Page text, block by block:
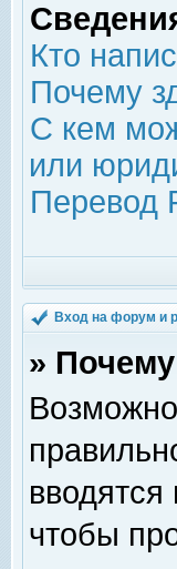
Кто
Почему
С кем
или
Перевод
Вход на форум и
»
чтобы